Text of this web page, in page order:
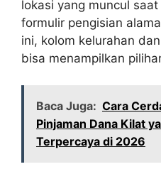
lokasi yang muncul
formulir pengisian
ini, kolom kelurahan
bisa menampilkan
Baca Juga: Cara
Pinjaman Dana Kilat
Terpercaya di 2026